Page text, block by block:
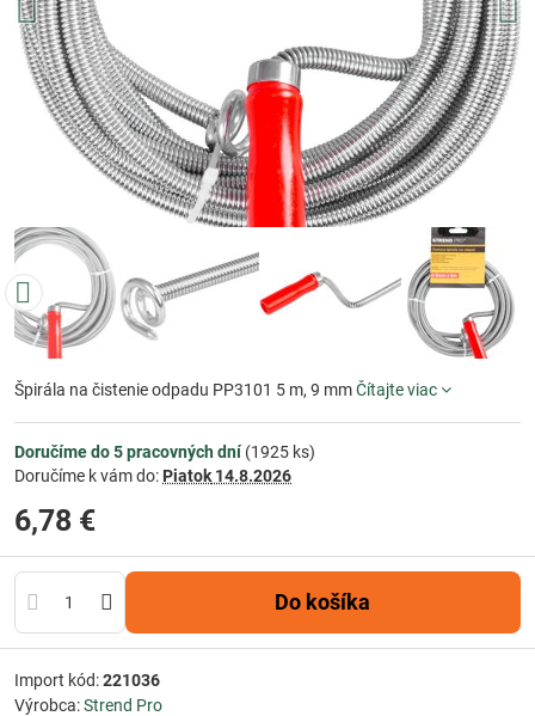
Špirála na čistenie odpadu PP3101 5 m, 9 mmČítajte viac
Doručíme do 5 pracovných dní(1925 ks)
Doručíme k vám do: Piatok 14.8.2026
6,78 €
Do košíka
Import kód:221036
Výrobca:Strend Pro